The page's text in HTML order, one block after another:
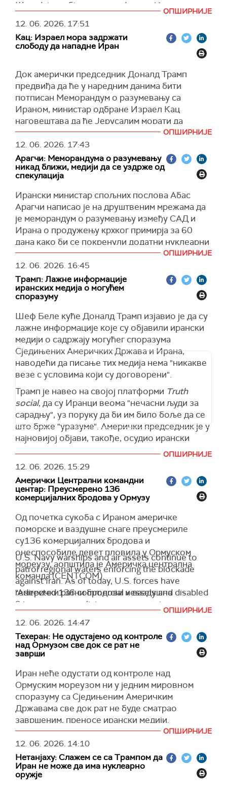
Шараф је у објави на платформи Икс
Исламабад сарађује са обе земље, како би
следећи кораци били договорени.
"Далеко од сваке буке, можемо потврдити да
мировног споразума и да Пакистан сада тесно
сарађује са обема странама како би
организовао следеће кораке. Мир никада није
био близу као сада", истакао је Шараф.
Додао је да су учесници у преговорима "усред
интензивних и континуираних посредничких
напора које предузима Пакистан", потпуно
свесни "текуће кампање дезинформација коју
воде они који желе да саботирају мировни
споразум".
(Танјуг)
ОПШИРНИЈЕ
12. 06. 2026. 17:51
Кац: Израел мора задржати
слободу да нападне Иран
Док амерички председник Доналд Трамп
предвиђа да ће у наредним данима бити
потписан Меморандум о разумевању са
Ираном, министар одбране Израел Кац
наговештава да ће Јерусалим морати да
употреби војну силу у будуц́ности како би
спречио Иран да добије нуклеарно оружје.
"Израел мора да осигура да и у будуц́ности
задржимо способност да делујемо самостално
нуклеарно оружје“, наводи Кац у саопштењу.
"Премијер Бењамин Нетанјаху и ја смо
наложили израелској одбрамбеној армији да
се припреми у складу са тим", каже министар
Кац.
(Times of Israel)
ОПШИРНИЈЕ
12. 06. 2026. 17:43
Арагчи: Меморандума о разумевању
никад ближи, медији да се уздрже од
спекулација
Ирански министар спољних послова Абас
Арагчи написао је на друштвеним мрежама да
је меморандум о разумевању између САД и
Ирана о продужењу крхког примирја за 60
дана како би се покренули додатни нуклеарни
преговори на ивици потписивања.
"Исламабадски меморандум о разумевању
никада није био ближи. До његовог
финализовања, медији би требало да се
твитовао је Арагчи.
"У складу са нашим одговорним и
транспарентним приступом, сви детаљи ће
бити благовремено подељени са јавношћу",
додао је Арагчи.
(Times of Israel)
ОПШИРНИЈЕ
12. 06. 2026. 16:45
Трамп: Лажне информације
иранских медија о могућем
споразуму
Шеф Беле куће Доналд Трамп изјавио је да су
лажне информације које су објавили ирански
медији о садржају могућег споразума
Сједињених Америчких Држава и Ирана,
наводећи да писање тих медија нема "никакве
везе с условима који су договорени".
Трамп је навео на својој платформи Truth
social, да су Иранци веома "нечасни људи за
сарадњу", уз поруку да би им било боље да се
што брже "уразуме". Амерички председник је у
најновијој објави, такође, осудио ирански
напад на индијске бродове који су напуштали
Ормуски мореуз, наводећи да је потпуно
неприхватљив.
(Truth social)
ОПШИРНИЈЕ
12. 06. 2026. 15:29
Амерички Централни командни
центар: Преусмерено 136
комерцијалних бродова у Ормузу
Од почетка сукоба с Ираном америчке
поморске и ваздушне снаге преусмериле
су136 комерцијалних бродова и
онеспособиле девет пловила у Ормуском
мореузу, аопштила је Америчка централна
команда (CENTCOM).
"Амерички ратни бродови и ваздушна
средства настављају да патролирају
регионалним водама спроводећи блокаду
против Ирана. До данас, америчке снаге су
преусмериле 136 комерцијалних бродова и
онеспособиле 9 како би осигурале
објављеном на друштвеној мрежиИкс.
У овонедељним нападима америчких снага
онеспособљена су три комерцијална танкера
која су превозила иранску нафту, M/T Marivex,
M/T Jalveer i M/T Settebello, при чему су
Џазира.
(Iks, Al Jazeera)
U.S. Navy warships and air assets continue to
patrol regional waters enforcing the blockade
against Iran. As of today, U.S. forces have
redirected 136 commercial vessels and disabled
9 to ensure compliance.
— U.S. Central Command (@CENTCOM)June 12, 2026
ОПШИРНИЈЕ
12. 06. 2026. 14:47
Техеран: Не одустајемо од контроле
над Ормузом све док се рат не
заврши
Иран неће одустати од контроле над
Ормуским мореузом ни у једним мировном
споразуму са Сједињеним Америчким
Државама све док рат не буде сматрао
завршеним, преносе ирански медији.
"Супротно ономе што преносе западни медији,
Иран се неће обавезати на то да се одрекне
контроле над Ормуским мореузом. Једино
питање које се помиње у меморандуму о
ОПШИРНИЈЕ
12. 06. 2026. 14:10
Нетанјаху: Слажем се са Трампом да
Иран не може да има нуклеарно
оружје